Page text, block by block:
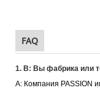
FAQ
1. В: Вы фабрика или
А: Компания PASSION